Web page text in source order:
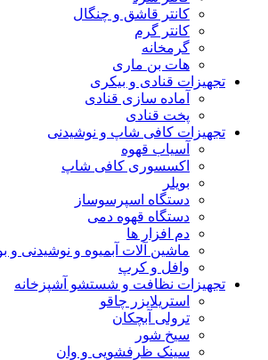
کانتر قاشق و چنگال
کانتر گرم
گرمخانه
هات بن ماری
تجهیزات قنادی و بیکری
آماده سازی قنادی
پخت قنادی
تجهیزات کافی شاپ و نوشیدنی
آسیاب قهوه
اکسسوری کافی شاپ
بویلر
دستگاه اسپرسوساز
دستگاه قهوه دمی
دم افزار ها
ماشین آلات آبمیوه و نوشیدنی و
وافل و کرپ
تجهیزات نظافت و شستشو آشپزخانه
استریلایزر چاقو
ترولی آبچکان
سیخ شور
سینک ظرفشویی و وان